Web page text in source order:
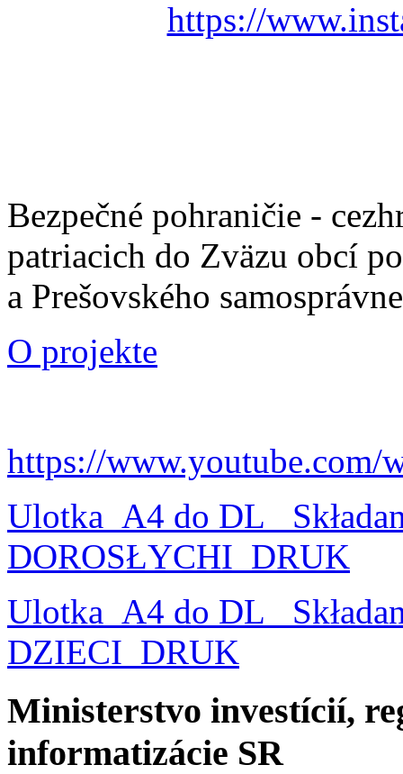
https://
Bezpečné pohraničie -
patriacich do Zväzu obcí
a Prešovského
O projekte
https://www.youtube.com/
Ulotka_A4 do DL_
DOROSŁYCHI_DRUK
Ulotka_A4 do DL_
DZIECI_DRUK
Ministerstvo investícií,
informatizácie SR